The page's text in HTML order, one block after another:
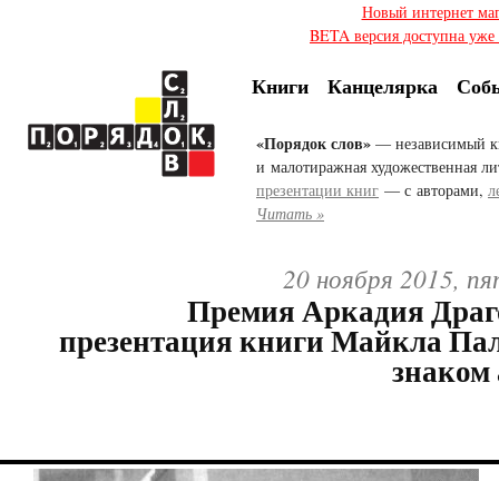
Новый интернет
BETA версия доступна
Книги Канцелярка
«Порядок слов» — независимый
и малотиражная художественная
презентации книг — с авторами,
Читать »
20 ноября 2015,
Премия Аркадия
презентация книги Майкла
знаком